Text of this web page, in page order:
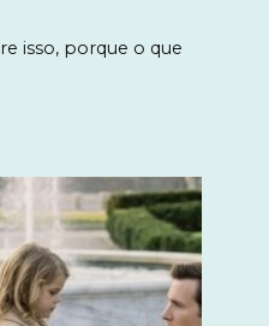
isso, porque o que